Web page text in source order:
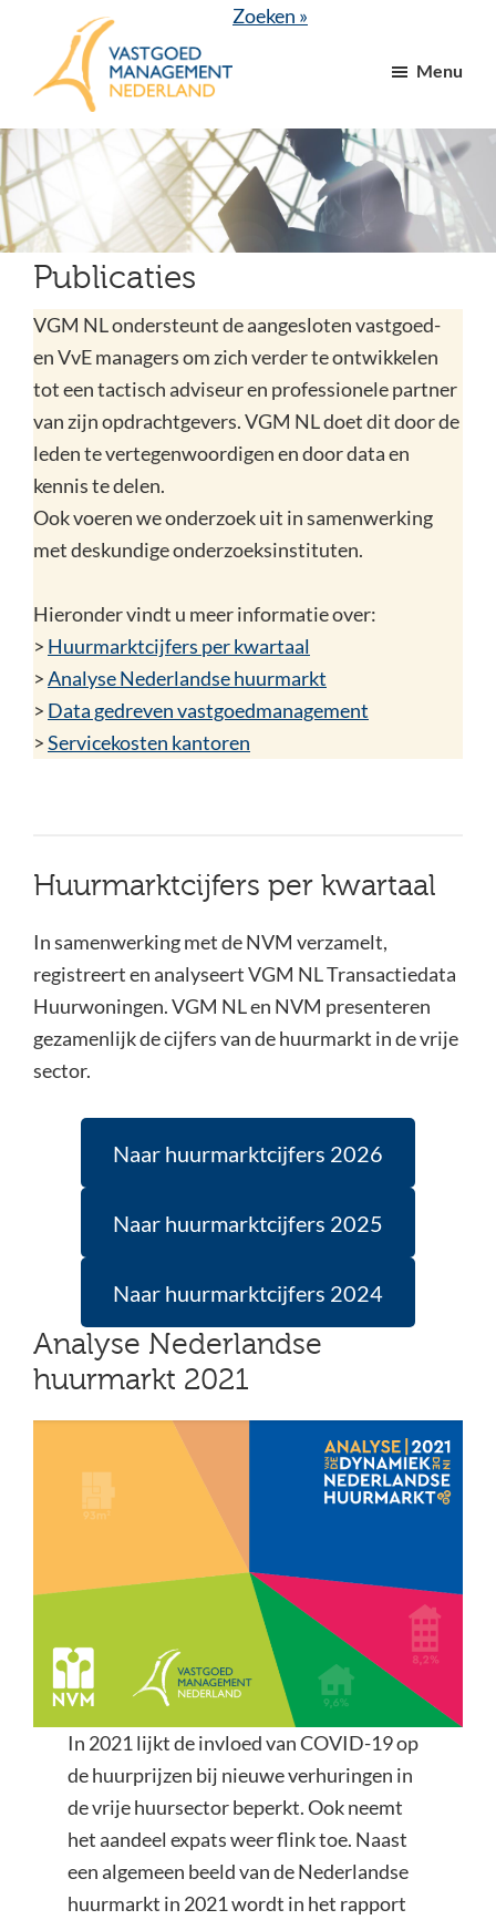
inhoud
VGM
NL
dé
branchevereniging
voor
vastgoed-
en
VvE
managers
Zoeken »
Menu
Publicaties
VGM NL ondersteunt de aangesloten vastgoed-
en VvE managers om zich verder te ontwikkelen
tot een tactisch adviseur en professionele partner
van zijn opdrachtgevers. VGM NL doet dit door de
leden te vertegenwoordigen en door data en
kennis te delen.
Ook voeren we onderzoek uit in samenwerking
met deskundige onderzoeksinstituten.
Hieronder vindt u meer informatie over:
> Huurmarktcijfers per kwartaal
>Analyse Nederlandse huurmarkt
> Data gedreven vastgoedmanagement
>Servicekosten kantoren
Huurmarktcijfers per kwartaal
In samenwerking met de NVM verzamelt,
registreert en analyseert VGM NL Transactiedata
Huurwoningen. VGM NL en NVM presenteren
gezamenlijk de cijfers van de huurmarkt in de vrije
sector.
Naar huurmarktcijfers 2026
Naar huurmarktcijfers 2025
Naar huurmarktcijfers 2024
Analyse Nederlandse
huurmarkt 2021
In 2021 lijkt de invloed van COVID-19 op
de huurprijzen bij nieuwe verhuringen in
de vrije huursector beperkt. Ook neemt
het aandeel expats weer flink toe. Naast
een algemeen beeld van de Nederlandse
huurmarkt in 2021 wordt in het rapport